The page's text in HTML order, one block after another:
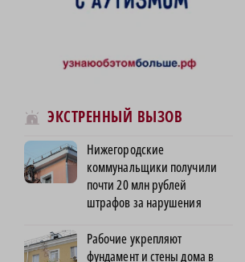
ЭКСТРЕННЫЙ ВЫЗОВ
Нижегородские
коммунальщики получили
почти 20 млн рублей
штрафов за нарушения
Рабочие укрепляют
фундамент и стены дома в